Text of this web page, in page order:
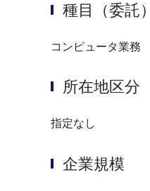
種目（委託）
コンピュータ業務
所在地区分
指定なし
企業規模